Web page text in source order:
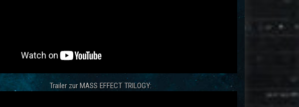
Trailer zur MASS EFFECT TRILOGY: